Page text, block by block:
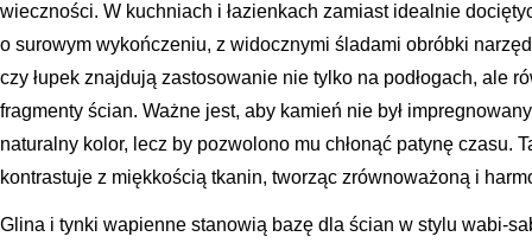
wieczności. W kuchniach i łazienkach zamiast idealnie
o surowym wykończeniu, z widocznymi śladami obróbki
czy łupek znajdują zastosowanie nie tylko na podłogach, ale
fragmenty ścian. Ważne jest, aby kamień nie był
naturalny kolor, lecz by pozwolono mu chłonąć patynę czasu.
kontrastuje z miękkością tkanin, tworząc zrównoważoną i
Glina i tynki wapienne stanowią bazę dla ścian w stylu wabi-